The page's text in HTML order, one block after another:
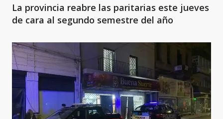
La provincia reabre las paritarias este jueves
de cara al segundo semestre del año